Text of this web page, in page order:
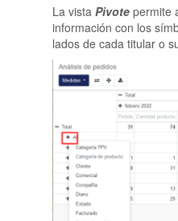
La vista Pivote permite
información con los
lados de cada titular o